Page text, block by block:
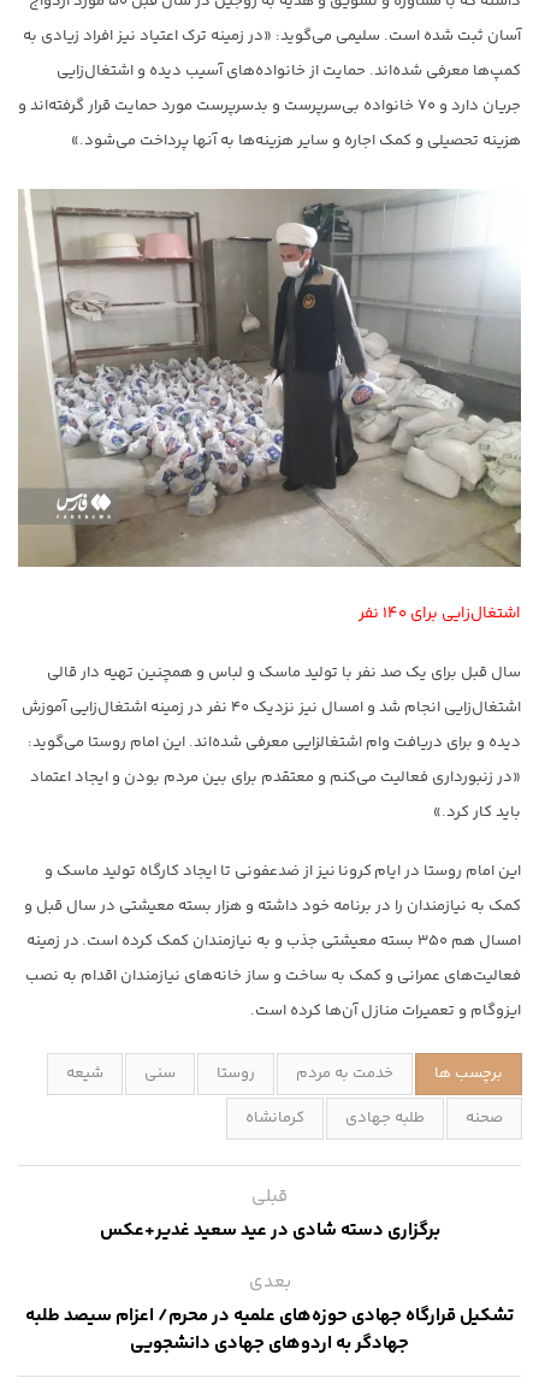
آسان ثبت شده است. سلیمی می‌گوید: «در زمینه ترک اعتیاد نیز افراد زیادی به
کمپ‌ها معرفی شده‌اند. حمایت از خانواده‌های آسیب دیده و اشتغال‌زایی
جریان دارد و ۷۰ خانواده بی‌سرپرست و بدسرپرست مورد حمایت قرار گرفته‌اند و
هزینه تحصیلی و کمک اجاره و سایر هزینه‌ها به آنها پرداخت می‌شود.»
اشتغال‌زایی برای ۱۴۰ نفر
سال قبل برای یک صد نفر با تولید ماسک و لباس و همچنین تهیه دار قالی
اشتغال‌زایی انجام شد و امسال نیز نزدیک ۴۰ نفر در زمینه اشتغال‌زایی آموزش
دیده و برای دریافت وام اشتغالزایی معرفی شده‌اند. این امام روستا می‌گوید:
«در زنبورداری فعالیت می‌کنم و معتقدم برای بین مردم بودن و ایجاد اعتماد
باید کار کرد.»
این امام روستا در ایام کرونا نیز از ضدعفونی تا ایجاد کارگاه تولید ماسک و
کمک به نیازمندان را در برنامه خود داشته و هزار بسته معیشتی در سال قبل و
امسال هم ۳۵۰ بسته معیشتی جذب و به نیازمندان کمک کرده است. در زمینه
فعالیت‌های عمرانی و کمک به ساخت و ساز خانه‌های نیازمندان اقدام به نصب
ایزوگام و تعمیرات منازل آن‌ها کرده است.
برچسب ها خدمت به مردم روستا سنی
شیعه
صحنه
طلبه جهادی کرمانشاه
قبلی
برگزاری دسته شادی در عید سعید غدیر+عکس
بعدی
تشکیل قرارگاه جهادی حوزه‌های علمیه در محرم/ اعزام سیصد طلبه
جهادگر به اردوهای جهادی دانشجویی